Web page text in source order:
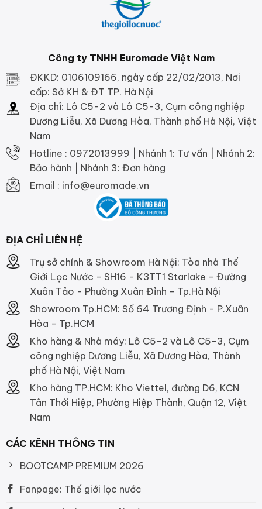
Công ty TNHH Euromade Việt Nam
ĐKKD: 0106109166, ngày cấp 22/02/2013, Nơi
cấp: Sở KH & ĐT TP. Hà Nội
Địa chỉ: Lô C5-2 và Lô C5-3, Cụm công nghiệp
Dương Liễu, Xã Dương Hòa, Thành phố Hà Nội, Việt
Nam
Hotline : 0972013999 | Nhánh 1: Tư vấn | Nhánh 2:
Bảo hành | Nhánh 3: Đơn hàng
Email : info@euromade.vn
ĐỊA CHỈ LIÊN HỆ
Trụ sở chính & Showroom Hà Nội: Tòa nhà Thế
Giới Lọc Nước - SH16 - K3TT1 Starlake - Đường
Xuân Tảo - Phường Xuân Đỉnh - Tp.Hà Nội
Showroom Tp.HCM: Số 64 Trương Định - P.Xuân
Hòa - Tp.HCM
Kho hàng & Nhà máy: Lô C5-2 và Lô C5-3, Cụm
công nghiệp Dương Liễu, Xã Dương Hòa, Thành
phố Hà Nội, Việt Nam
Kho hàng TP.HCM: Kho Viettel, đường D6, KCN
Tân Thới Hiệp, Phường Hiệp Thành, Quận 12, Việt
Nam
CÁC KÊNH THÔNG TIN
BOOTCAMP PREMIUM 2026
Fanpage: Thế giới lọc nước